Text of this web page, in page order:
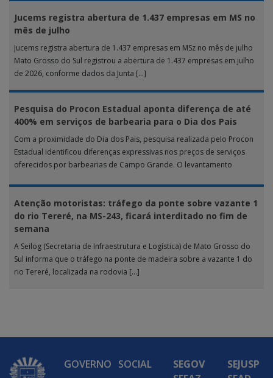
Jucems registra abertura de 1.437 empresas em MS no
mês de julho
Jucems registra abertura de 1.437 empresas em MSz no mês de julho
Mato Grosso do Sul registrou a abertura de 1.437 empresas em julho
de 2026, conforme dados da Junta […]
Pesquisa do Procon Estadual aponta diferença de até
400% em serviços de barbearia para o Dia dos Pais
Com a proximidade do Dia dos Pais, pesquisa realizada pelo Procon
Estadual identificou diferenças expressivas nos preços de serviços
oferecidos por barbearias de Campo Grande. O levantamento
Atenção motoristas: tráfego da ponte sobre vazante 1
do rio Tereré, na MS-243, ficará interditado no fim de
semana
A Seilog (Secretaria de Infraestrutura e Logística) de Mato Grosso do
Sul informa que o tráfego na ponte de madeira sobre a vazante 1 do
rio Tereré, localizada na rodovia […]
GOVERNO SOCIAL
SEGOV
SEJUSP